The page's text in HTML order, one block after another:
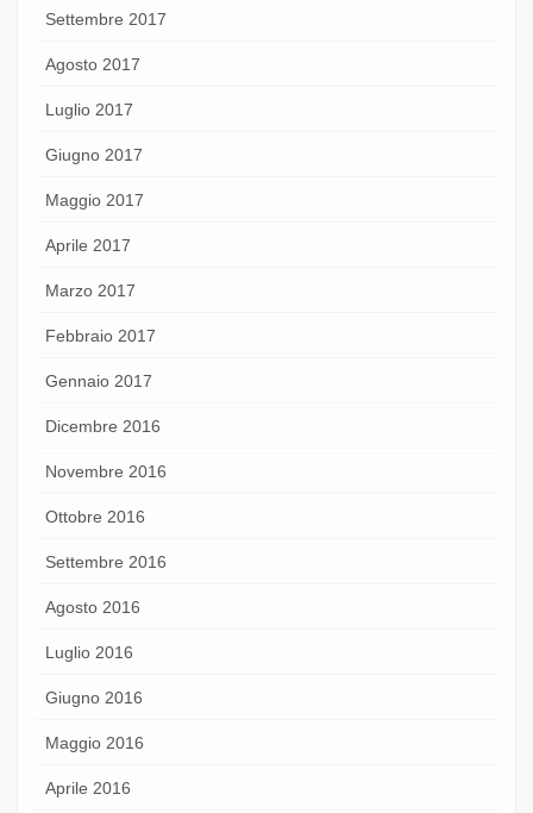
Settembre 2017
Agosto 2017
Luglio 2017
Giugno 2017
Maggio 2017
Aprile 2017
Marzo 2017
Febbraio 2017
Gennaio 2017
Dicembre 2016
Novembre 2016
Ottobre 2016
Settembre 2016
Agosto 2016
Luglio 2016
Giugno 2016
Maggio 2016
Aprile 2016